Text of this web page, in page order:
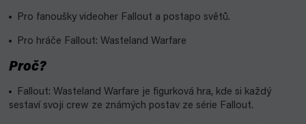
Pro fanoušky videoher Fallout a postapo světů.
Pro hráče Fallout: Wasteland Warfare
Proč?
Fallout: Wasteland Warfare je figurková hra, kde si každý
sestaví svoji crew ze známých postav ze série Fallout.